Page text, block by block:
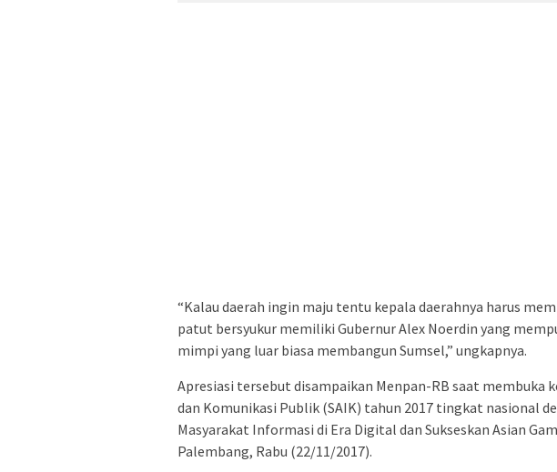
“Kalau daerah ingin maju tentu kepala daerahnya harus
patut bersyukur memiliki Gubernur Alex Noerdin yang
mimpi yang luar biasa membangun Sumsel,” ungkapnya.
Apresiasi tersebut disampaikan Menpan-RB saat membuka
dan Komunikasi Publik (SAIK) tahun 2017 tingkat nasional
Masyarakat Informasi di Era Digital dan Sukseskan Asian
Palembang, Rabu (22/11/2017).